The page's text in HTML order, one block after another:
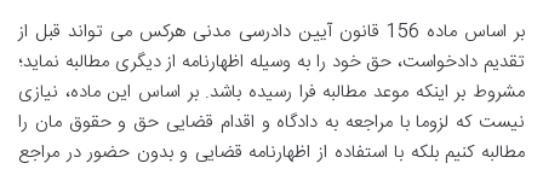
بر اساس ماده 156 قانون آیین دادرسی مدنی هرکس می تواند قبل از
تقدیم دادخواست، حق خود را به وسیله اظهارنامه از دیگری مطالبه نماید؛
مشروط بر اینکه موعد مطالبه فرا رسیده باشد. بر اساس این ماده، نیازی
نیست که لزوما با مراجعه به دادگاه و اقدام قضایی حق و حقوق مان را
مطالبه کنیم بلکه با استفاده از اظهارنامه قضایی و بدون حضور در مراجع